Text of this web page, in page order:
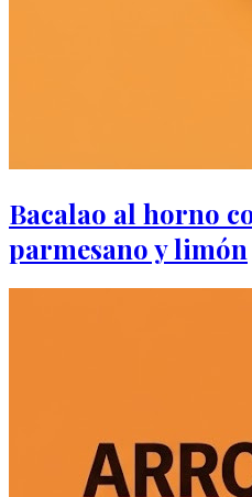
Bacalao al horno
parmesano y limón